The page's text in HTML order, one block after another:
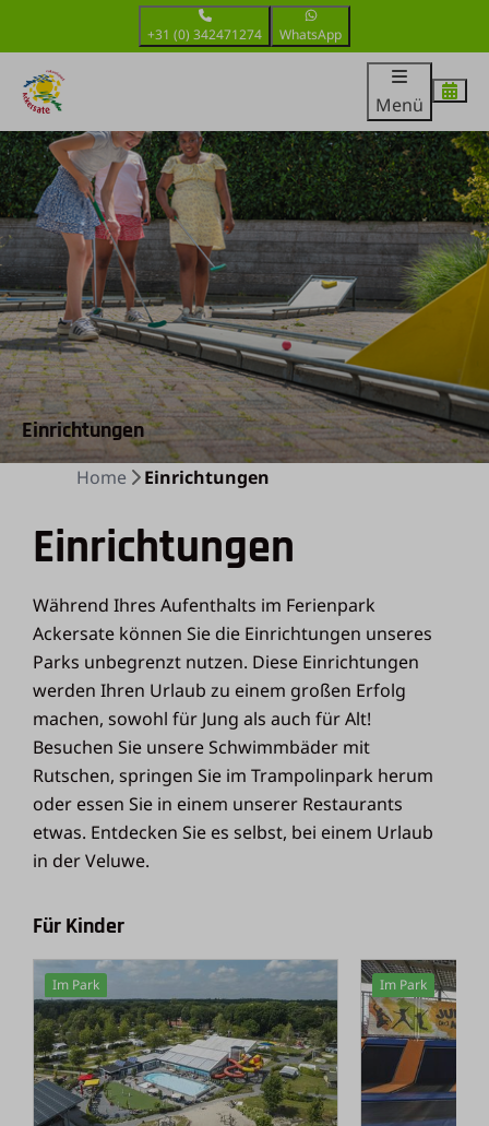
+31 (0) 342471274 WhatsApp
Menü
Einrichtungen
Home Einrichtungen
Einrichtungen
Während Ihres Aufenthalts im Ferienpark
Ackersate können Sie die Einrichtungen unseres
Parks unbegrenzt nutzen. Diese Einrichtungen
werden Ihren Urlaub zu einem großen Erfolg
machen, sowohl für Jung als auch für Alt!
Besuchen Sie unsere Schwimmbäder mit
Rutschen, springen Sie im Trampolinpark herum
oder essen Sie in einem unserer Restaurants
etwas. Entdecken Sie es selbst, bei einem Urlaub
in der Veluwe.
Für Kinder
Im Park Im Park